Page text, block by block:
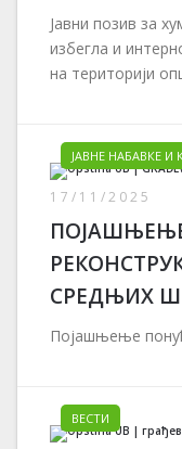
Јавни позив за
избегла и
на територији
ЈАВНЕ НАБАВКЕ И
17/11/2025
СРЕДЊИХ
Појашњење
ВЕСТИ